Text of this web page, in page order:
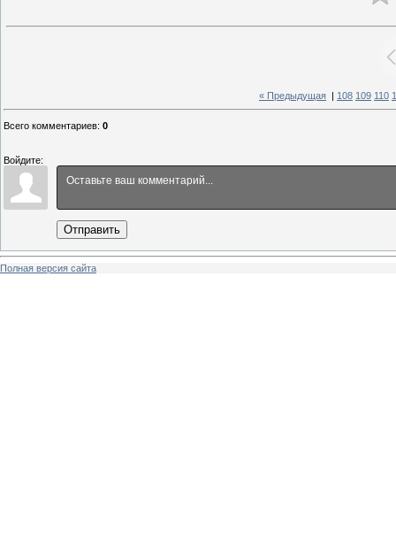
« Предыдущая 108 109 110
Всего комментариев: 0
Войдите:
Отправить
Полная версия сайта